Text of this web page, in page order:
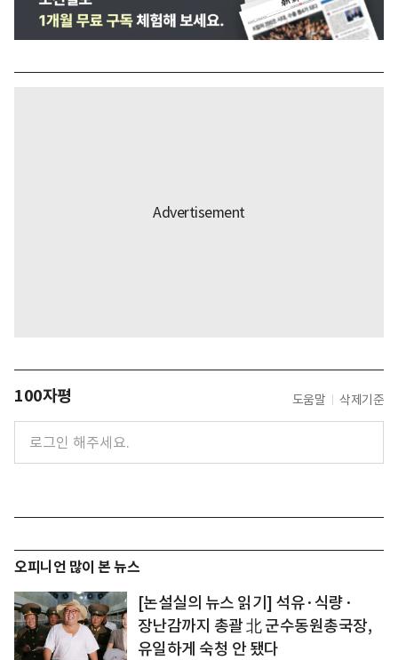
100자평 도움말 삭제기준
오피니언 많이 본 뉴스
[논설실의 뉴스 읽기] 석유·식량·
장난감까지 총괄 北 군수동원총국장,
유일하게 숙청 안 됐다